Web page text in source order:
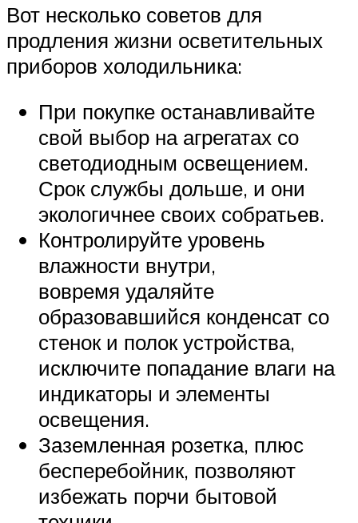
Вот несколько советов для
продления жизни осветительных
приборов холодильника:
При покупке останавливайте
свой выбор на агрегатах со
светодиодным освещением.
Срок службы дольше, и они
экологичнее своих собратьев.
Контролируйте уровень
влажности внутри,
вовремя удаляйте
образовавшийся конденсат со
стенок и полок устройства,
исключите попадание влаги на
индикаторы и элементы
освещения.
Заземленная розетка, плюс
бесперебойник, позволяют
избежать порчи бытовой